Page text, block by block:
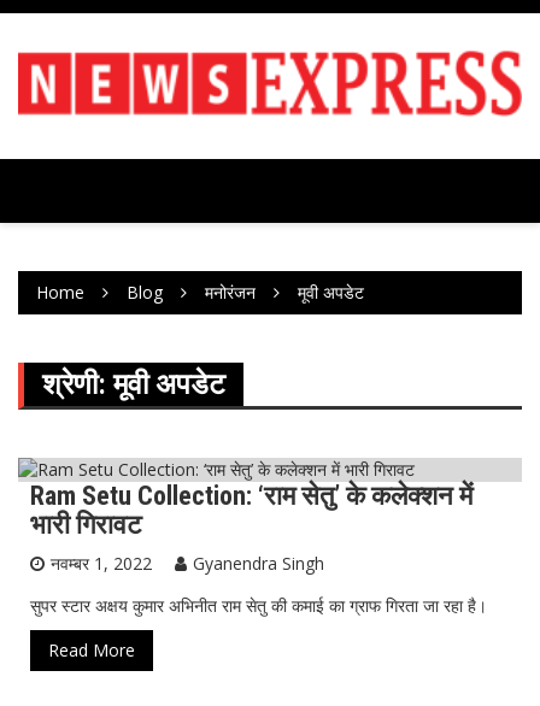
Skip
content
Home Blog मनोरंजन मूवी अपडेट
श्रेणी:मूवी अपडेट
ताजा ख़बर मनोरंजन मूवी अपडेट
Ram Setu Collection: ‘राम सेतु’ के कलेक्शन में
भारी गिरावट
नवम्बर 1, 2022
Gyanendra Singh
सुपर स्टार अक्षय कुमार अभिनीत राम सेतु की कमाई का ग्राफ गिरता जा रहा है।
Read More